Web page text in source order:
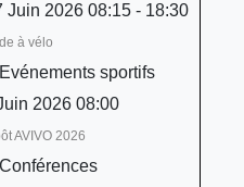
Juin 2026 08:15 - 18:30
à vélo
sportifs
2026 08:00
AVIVO 2026